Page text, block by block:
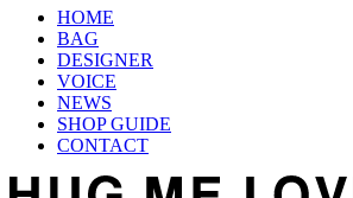
HOME
BAG
DESIGNER
VOICE
NEWS
SHOP GUIDE
CONTACT